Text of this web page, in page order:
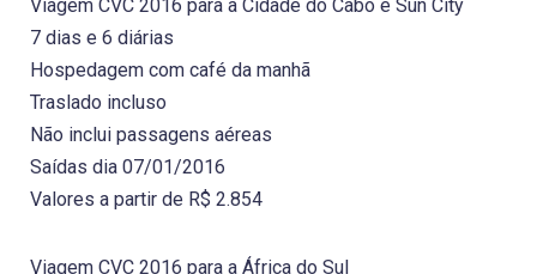
Viagem CVC 2016 para a Cidade do Cabo e Sun City
7 dias e 6 diárias
Hospedagem com café da manhã
Traslado incluso
Não inclui passagens aéreas
Saídas dia 07/01/2016
Valores a partir de R$ 2.854
Viagem CVC 2016 para a África do Sul